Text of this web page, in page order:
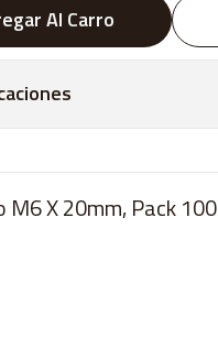
Al Carro
X 20mm, Pack